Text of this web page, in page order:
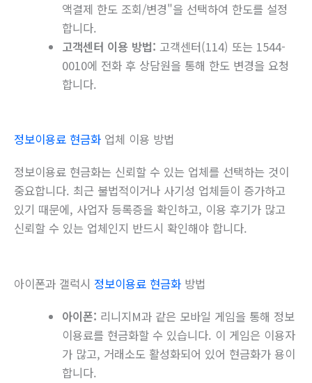
액결제 한도 조회/변경"을 선택하여 한도를 설정
합니다.
고객센터 이용 방법: 고객센터(114) 또는 1544-
0010에 전화 후 상담원을 통해 한도 변경을 요청
합니다.
정보이용료 현금화 업체 이용 방법
정보이용료 현금화는 신뢰할 수 있는 업체를 선택하는 것이
중요합니다. 최근 불법적이거나 사기성 업체들이 증가하고
있기 때문에, 사업자 등록증을 확인하고, 이용 후기가 많고
신뢰할 수 있는 업체인지 반드시 확인해야 합니다.
아이폰과 갤럭시 정보이용료 현금화 방법
아이폰: 리니지M과 같은 모바일 게임을 통해 정보
이용료를 현금화할 수 있습니다. 이 게임은 이용자
가 많고, 거래소도 활성화되어 있어 현금화가 용이
합니다.